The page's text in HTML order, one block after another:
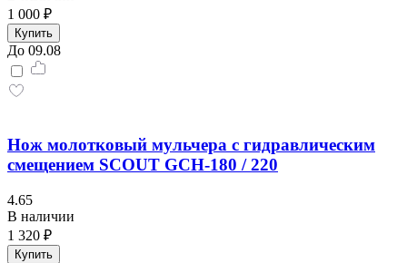
1 000 ₽
Купить
До 09.08
Нож молотковый мульчера с гидравлическим
смещением SCOUT GCH-180 / 220
4.65
В наличии
1 320 ₽
Купить